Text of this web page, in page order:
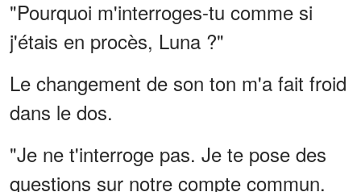
"Pourquoi m'interroges-tu comme si
j'étais en procès, Luna ?"
Le changement de son ton m'a fait froid
dans le dos.
"Je ne t'interroge pas. Je te pose des
questions sur notre compte commun.